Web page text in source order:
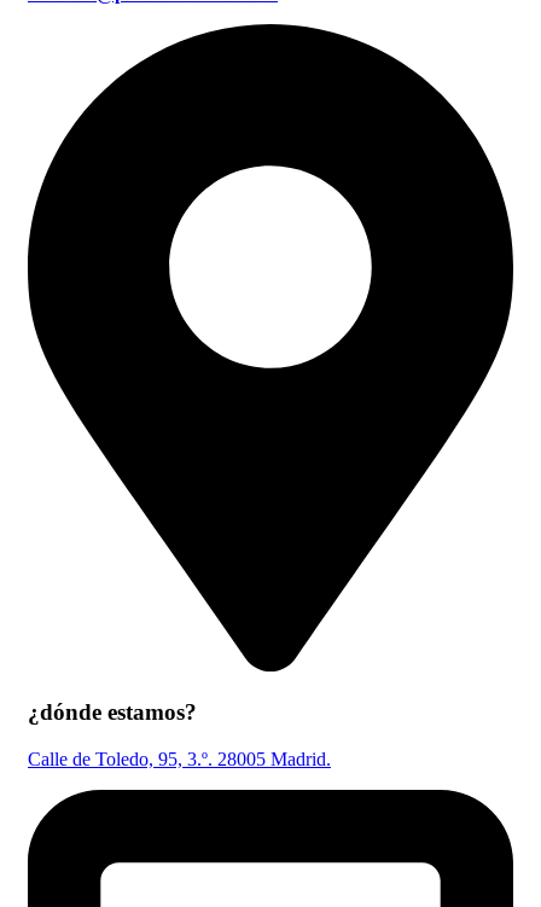
¿dónde estamos?
Calle de Toledo, 95, 3.º. 28005 Madrid.